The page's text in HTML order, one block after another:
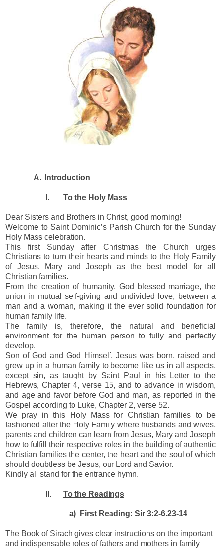
A. Introduction
I. To the Holy Mass
Dear Sisters and Brothers in Christ, good morning!
Welcome to Saint Dominic’s Parish Church for the Sunday
Holy Mass celebration.
This first Sunday after Christmas the Church urges
Christians to turn their hearts and minds to the Holy Family
of Jesus, Mary and Joseph as the best model for all
Christian families.
From the creation of humanity, God blessed marriage, the
union in mutual self-giving and undivided love, between a
man and a woman, making it the ever solid foundation for
human family life.
The family is, therefore, the natural and beneficial
environment for the human person to fully and perfectly
develop.
Son of God and God Himself, Jesus was born, raised and
grew up in a human family to become like us in all aspects,
except sin, as taught by Saint Paul in his Letter to the
Hebrews, Chapter 4, verse 15, and to advance in wisdom,
and age and favor before God and man, as reported in the
Gospel according to Luke, Chapter 2, verse 52.
We pray in this Holy Mass for Christian families to be
fashioned after the Holy Family where husbands and wives,
parents and children can learn from Jesus, Mary and Joseph
how to fulfill their respective roles in the building of authentic
Christian families the center, the heart and the soul of which
should doubtless be Jesus, our Lord and Savior.
Kindly all stand for the entrance hymn.
II. To the Readings
a) First Reading: Sir 3:2-6.23-14
The Book of Sirach gives clear instructions on the important
and indispensable roles of fathers and mothers in family